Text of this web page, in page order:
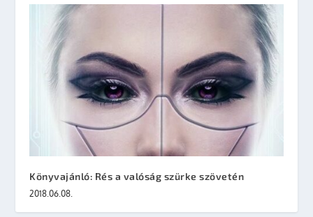
Könyvajánló: Rés a valóság szürke szövetén
2018.06.08.